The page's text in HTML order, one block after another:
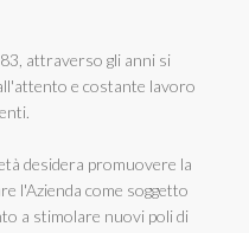
attraverso gli anni si
e costante lavoro
desidera promuovere la
l'Azienda come soggetto
a stimolare nuovi poli di